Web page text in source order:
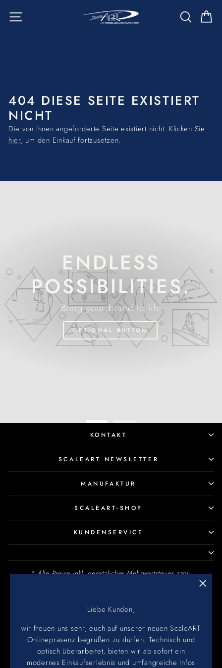
zum
SEITENNAVIGATION
Liebe Kunden,
wir freuen uns sehr, euch auf unserer neuen ScaleART
Onlinepräsenz begrüßen zu dürfen. Technisch und
optisch überarbeitet, bieten wir ab sofort ein
modernes Einkaufserlebnis und umfangreiche Infos
404 DIESE SEITE EXISTIERT
NICHT
Die von Ihnen angeforderte Seite existiert nicht. Klicken Sie
hier, um den Einkauf fortzusetzen.
ENDLESS
POSSIBILITIES.
Bring your brand to life
OPTIONAL BUTTON
KONTAKT
SCALEART NEWSLETTER
MANUFAKTUR
SCALEART-SHOP
KUNDENSERVICE
* Alle Preise inkl. gesetzlicher Mehrwertsteuer zzgl.
Versandkosten und ggf. Nachnahmegebühren, falls nicht anders
Diese Modelle/Artikel sind keine Spielzeuge und für Jugendliche
unter 14 Jahren nicht geeignet. Jegliche technische Änderungen
behalten wir uns vor. Nachdruck und Vervielfältigung sind nur mit
unserer ausdrücklichen, schriftlichen Genehmigung gestattet.